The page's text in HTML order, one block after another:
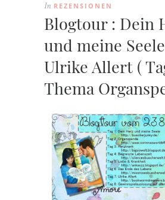
In REZENSIONEN
Blogtour : Dein
und meine
Ulrike Allert (
Thema